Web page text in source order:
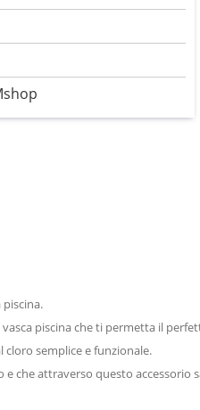
piscina che ti permetta il
cloro semplice e funzionale.
e che attraverso questo accessorio